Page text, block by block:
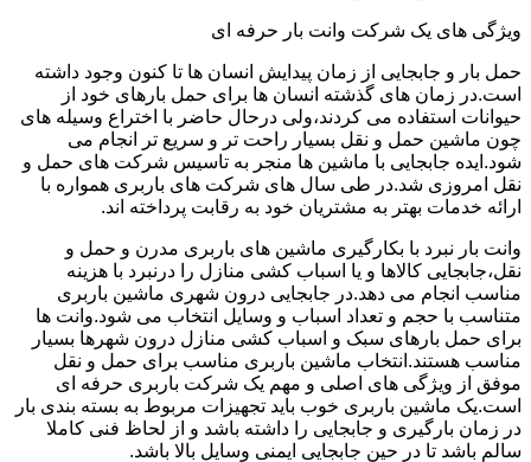
ویژگی های یک شرکت وانت بار حرفه ای
حمل بار و جابجایی از زمان پیدایش انسان ها تا کنون وجود داشته
است.در زمان های گذشته انسان ها برای حمل بارهای خود از
حیوانات استفاده می کردند،ولی درحال حاضر با اختراع وسیله های
چون ماشین حمل و نقل بسیار راحت تر و سریع تر انجام می
شود.ایده جابجایی با ماشین ها منجر به تاسیس شرکت های حمل و
نقل امروزی شد.در طی سال های شرکت های باربری همواره با
ارائه خدمات بهتر به مشتریان خود به رقابت پرداخته اند.
وانت بار نبرد با بکارگیری ماشین های باربری مدرن و حمل و
نقل،جابجایی کالاها و یا اسباب کشی منازل را درنبرد با هزینه
مناسب انجام می دهد.در جابجایی درون شهری ماشین باربری
متناسب با حجم و تعداد اسباب و وسایل انتخاب می شود.وانت ها
برای حمل بارهای سبک و اسباب کشی منازل درون شهرها بسیار
مناسب هستند.انتخاب ماشین باربری مناسب برای حمل و نقل
موفق از ویژگی های اصلی و مهم یک شرکت باربری حرفه ای
است.یک ماشین باربری خوب باید تجهیزات مربوط به بسته بندی بار
در زمان بارگیری و جابجایی را داشته باشد و از لحاظ فنی کاملا
سالم باشد تا در حین جابجایی ایمنی وسایل بالا باشد.